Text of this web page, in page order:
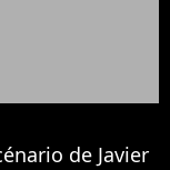
de Javier